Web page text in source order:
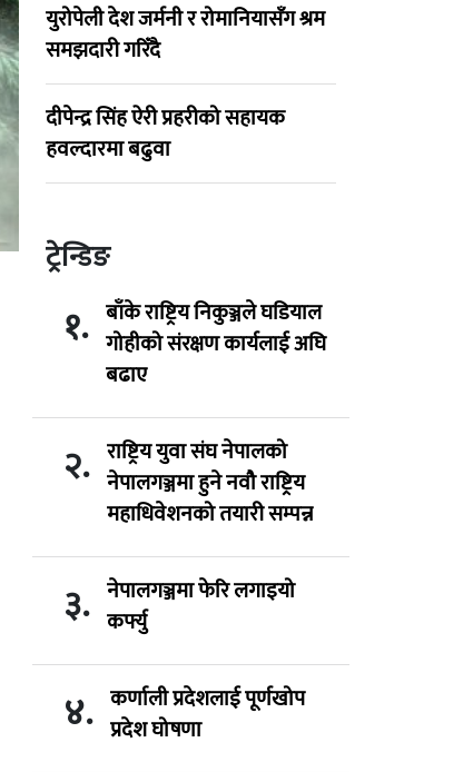
युरोपेली देश जर्मनी र रोमानियासँग श्रम
समझदारी गरिँदै
दीपेन्द्र सिंह ऐरी प्रहरीको सहायक
हवल्दारमा बढुवा
ट्रेन्डिङ
१. बाँके राष्ट्रिय निकुञ्जले घडियाल
गोहीको संरक्षण कार्यलाई अघि
बढाए
२. राष्ट्रिय युवा संघ नेपालको
नेपालगञ्जमा हुने नवौ राष्ट्रिय
महाधिवेशनको तयारी सम्पन्न
३. नेपालगञ्जमा फेरि लगाइयो
कर्फ्यु
४. कर्णाली प्रदेशलाई पूर्णखोप
प्रदेश घोषणा